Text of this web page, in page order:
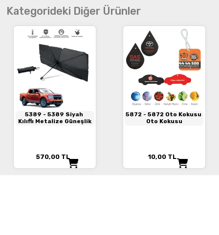
Kategorideki Diğer Ürünler
5389 - 5389 Siyah
Kılıflı Metalize Güneşlik
570,00 TL
5872 - 5872 Oto Kokusu
Oto Kokusu
10,00 TL